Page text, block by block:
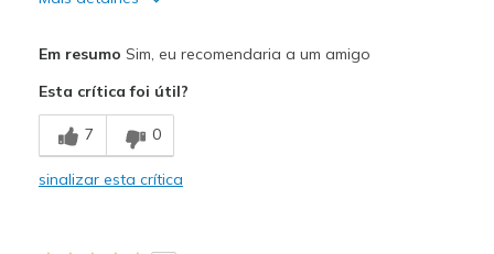
Breathe Well
Comfortable
Em resumo Sim, eu recomendaria a um amigo
Esta crítica foi útil?
7 0
sinalizar esta crítica